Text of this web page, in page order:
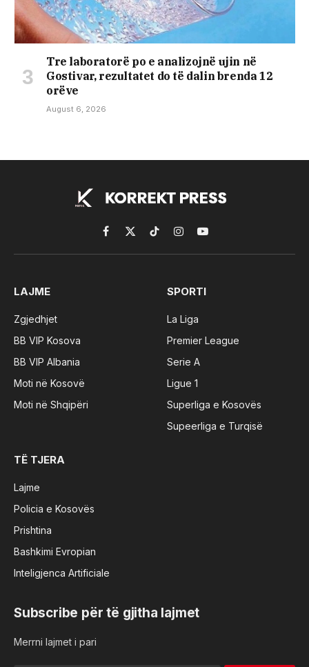
Tre laboratorë po e analizojnë ujin në
Gostivar, rezultatet do të dalin brenda 12
orëve
August 6, 2026
Facebook
X
(Twitter)
TikTokInstagramYouTube
LAJME
Zgjedhjet
BB VIP Kosova
BB VIP Albania
Moti në Kosovë
Moti në Shqipëri
SPORTI
La Liga
Premier League
Serie A
Ligue 1
Superliga e Kosovës
Supeerliga e Turqisë
TË TJERA
Lajme
Policia e Kosovës
Prishtina
Bashkimi Evropian
Inteligjenca Artificiale
Subscribe për të gjitha lajmet
Merrni lajmet i pari